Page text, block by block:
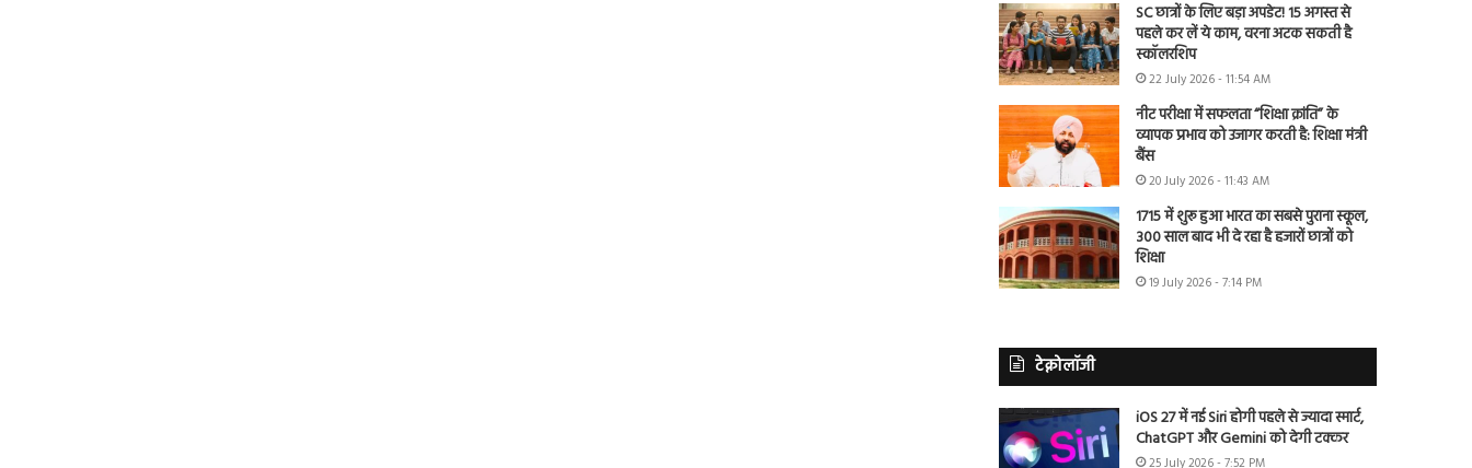
SC छात्रों के लिए बड़ा अपडेट! 15 अगस्त से
पहले कर लें ये काम, वरना अटक सकती है
स्कॉलरशिप
22 July 2026 - 11:54 AM
नीट परीक्षा में सफलता “शिक्षा क्रांति” के
व्यापक प्रभाव को उजागर करती है: शिक्षा मंत्री
बैंस
20 July 2026 - 11:43 AM
1715 में शुरू हुआ भारत का सबसे पुराना स्कूल,
300 साल बाद भी दे रहा है हजारों छात्रों को
शिक्षा
19 July 2026 - 7:14 PM
टेक्नोलॉजी
iOS 27 में नई Siri होगी पहले से ज्यादा स्मार्ट,
ChatGPT और Gemini को देगी टक्कर
25 July 2026 - 7:52 PM